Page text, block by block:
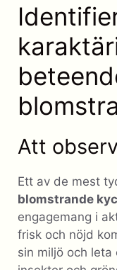
Att
Ett av de mest
blomstrande
engagemang i
frisk och nöjd
sin miljö och